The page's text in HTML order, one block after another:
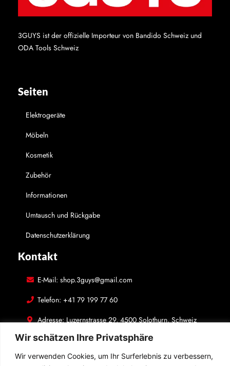
Wir schätzen Ihre Privatsphäre
Wir verwenden Cookies, um Ihr Surferlebnis zu verbessern,
3GUYS ist der offizielle Importeur von Bandido Schweiz und
ODA Tools Schweiz
Seiten
Elektrogeräte
Möbeln
Kosmetik
Zubehör
Informationen
Umtausch und Rückgabe
Datenschutzerklärung
Kontakt
E-Mail: shop.3guys@gmail.com
Telefon: +41 79 199 77 60
Adresse: Luzernstrasse 29, 4500 Solothurn, Schweiz
In Kontakt bleiben
Folgen Sie uns auf den sozialen Medien! Hinterlassen Sie